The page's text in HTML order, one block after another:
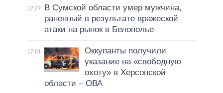
17:27
В Сумской области умер мужчина,
раненный в результате вражеской
атаки на рынок в Белополье
17:01
Оккупанты получили
указание на «свободную
охоту» в Херсонской
области – ОВА